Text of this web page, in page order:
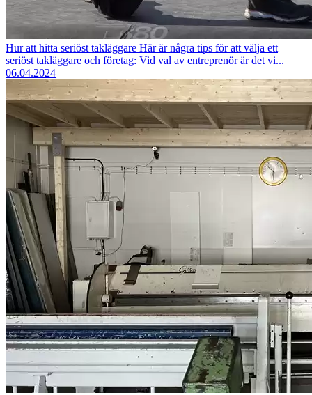
Hur att hitta seriöst takläggare Här är några tips för att välja ett
seriöst takläggare och företag: Vid val av entreprenör är det vi...
06.04.2024